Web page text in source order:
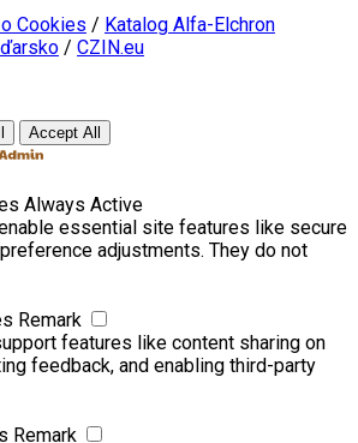
Cookies / Katalog Alfa-Elchron
/ CZIN.eu
Accept All
Always Active
essential site features like secure
adjustments. They do not
Remark
features like content sharing on
feedback, and enabling third-party
Remark